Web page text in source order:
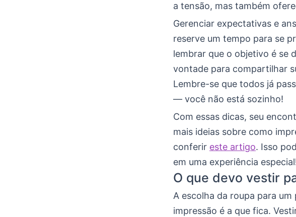
a tensão, mas também
Gerenciar expectativas e
reserve um tempo para se
lembrar que o objetivo é se
vontade para compartilhar
Lembre-se que todos já
— você não está sozinho!
Com essas dicas, seu
mais ideias sobre como
conferir este artigo. Isso
em uma experiência
O que devo vestir
A escolha da roupa para
impressão é a que fica.